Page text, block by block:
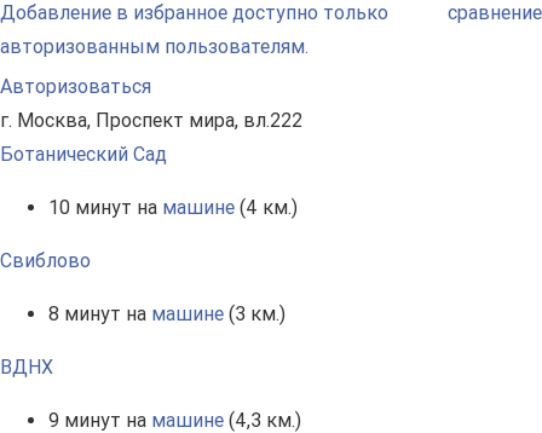
Добавление в избранное доступно только
авторизованным пользователям.
Авторизоваться
сравнение
г. Москва, Проспект мира, вл.222
Ботанический Сад
10 минут на машине (4 км.)
Свиблово
8 минут на машине (3 км.)
ВДНХ
9 минут на машине (4,3 км.)